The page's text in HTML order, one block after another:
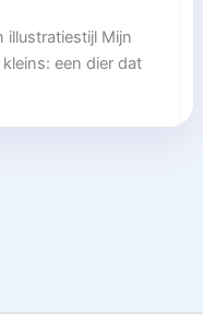
illustratiestijl Mijn
een dier dat